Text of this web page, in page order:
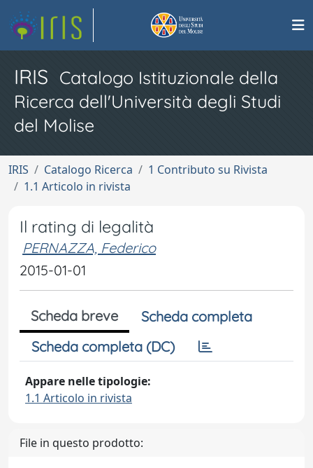
IRIS Catalogo Istituzionale della
Ricerca dell'Università degli Studi
del Molise
IRIS Catalogo Ricerca
1 Contributo su Rivista
1.1 Articolo in rivista
Il rating di legalità
PERNAZZA, Federico
2015-01-01
Scheda breve
Scheda completa
Scheda completa (DC)
Appare nelle tipologie:
1.1 Articolo in rivista
File in questo prodotto: